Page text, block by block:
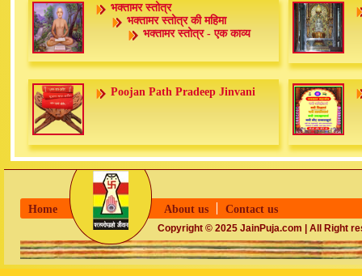
भक्तामर स्तोत्र
भक्तामर स्तोत्र की महिमा
भक्तामर स्तोत्र - एक काव्य
Poojan Path Pradeep Jinvani
Home About us Contact us
Copyright © 2025 JainPuja.com | All Right